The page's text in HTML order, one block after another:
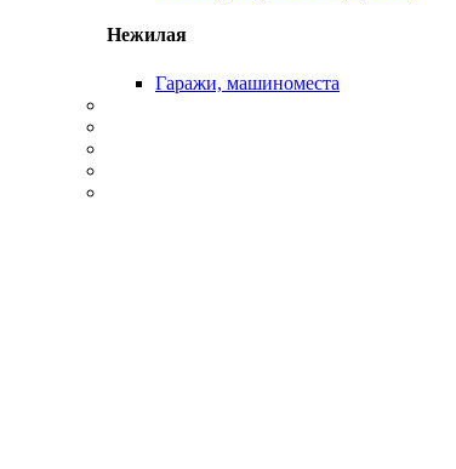
Нежилая
Гаражи, машиноместа